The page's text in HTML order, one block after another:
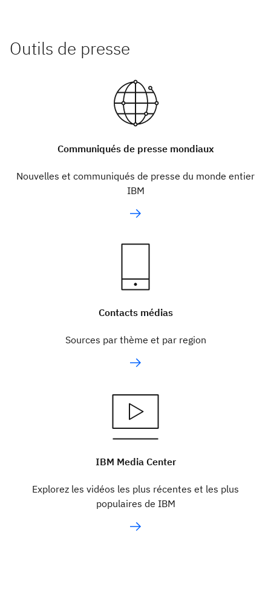
Outils de presse
Communiqués de presse mondiaux
Nouvelles et communiqués de presse du monde entier
IBM
Contacts médias
Sources par thème et par region
IBM Media Center
Explorez les vidéos les plus récentes et les plus
populaires de IBM